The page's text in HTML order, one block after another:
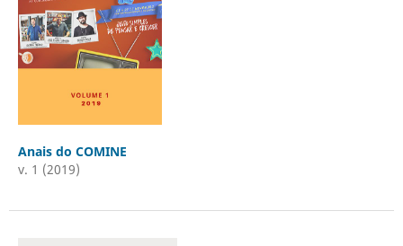
Anais do COMINE
v. 1 (2019)